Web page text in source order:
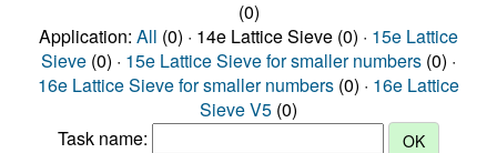
(0)
Application: All (0) · 14e Lattice Sieve (0) · 15e Lattice
Sieve (0) · 15e Lattice Sieve for smaller numbers (0) ·
16e Lattice Sieve for smaller numbers (0) · 16e Lattice
Sieve V5 (0)
Task name: